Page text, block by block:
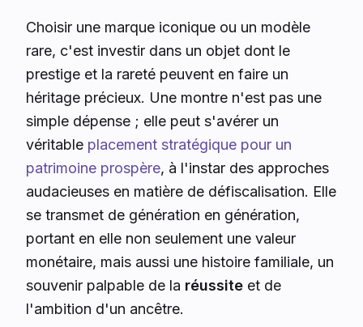
Choisir une marque iconique ou un modèle
rare, c'est investir dans un objet dont le
prestige et la rareté peuvent en faire un
héritage précieux. Une montre n'est pas une
simple dépense ; elle peut s'avérer un
véritable placement stratégique pour un
patrimoine prospère, à l'instar des approches
audacieuses en matière de défiscalisation. Elle
se transmet de génération en génération,
portant en elle non seulement une valeur
monétaire, mais aussi une histoire familiale, un
souvenir palpable de la réussite et de
l'ambition d'un ancêtre.